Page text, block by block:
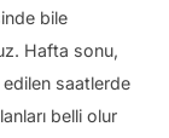
bile
Hafta sonu,
edilen saatlerde
belli olur